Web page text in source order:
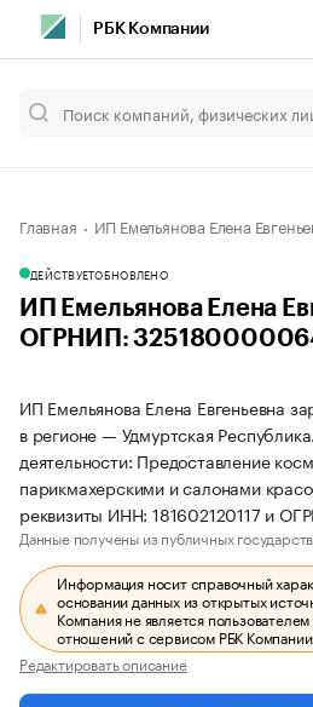
РБК Компании
Главная ИП Емельянова Елена
ДЕЙСТВУЕТОБНОВЛЕНО
ИП Емельянова Елена
ОГРНИП:
ИП Емельянова Елена Евгеньевна
в регионе — Удмуртская
деятельности: Предоставление
парикмахерскими и салонами
реквизиты ИНН: 181602120117 и
Данные получены из публичных
Информация носит справочный
основании данных из открытых
Компания не является
отношений с сервисом РБК Компании.
Редактировать описание